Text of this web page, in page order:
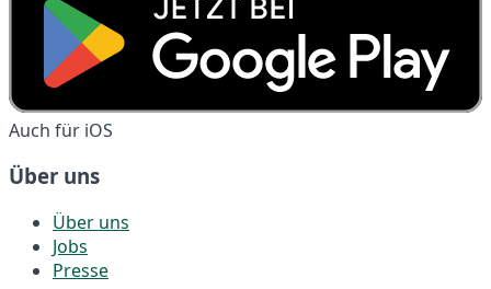
Auch für iOS
Über uns
Über uns
Jobs
Presse